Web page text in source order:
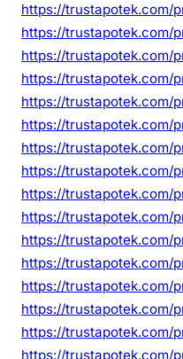
https://trustapotek.com/
https://trustapotek.com/
https://trustapotek.com/
https://trustapotek.com/
https://trustapotek.com/
https://trustapotek.com/
https://trustapotek.com/
https://trustapotek.com/
https://trustapotek.com/
https://trustapotek.com/
https://trustapotek.com/
https://trustapotek.com/
https://trustapotek.com/
https://trustapotek.com/
https://trustapotek.com/
https://trustapotek.com/